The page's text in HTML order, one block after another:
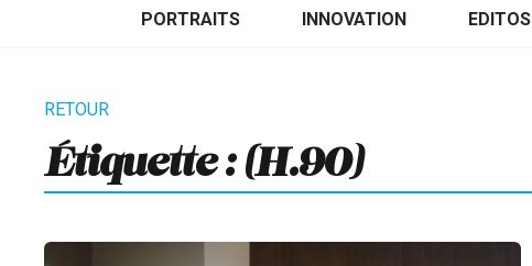
PORTRAITS INNOVATION EDITOS
Étiquette : (H.90)